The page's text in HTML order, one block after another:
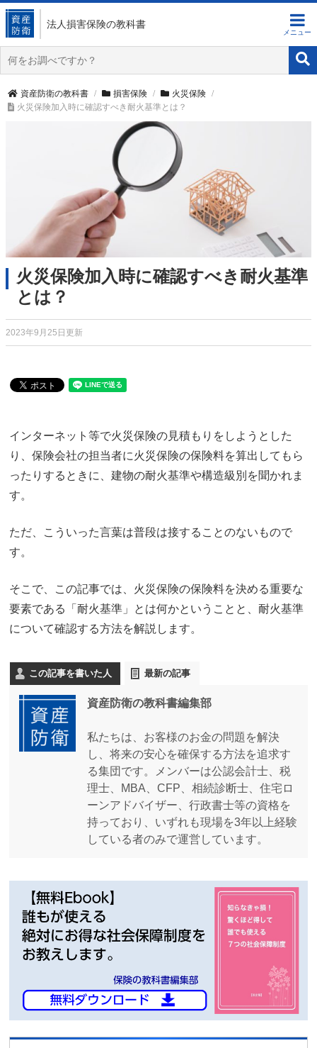
法人損害保険の教科書
資産防衛の教科書 損害保険
火災保険
火災保険加入時に確認すべき耐火基準とは？
火災保険加入時に確認すべき耐火基準
とは？
2023年9月25日更新
インターネット等で火災保険の見積もりをしようとした
り、保険会社の担当者に火災保険の保険料を算出してもら
ったりするときに、建物の耐火基準や構造級別を聞かれま
す。
ただ、こういった言葉は普段は接することのないもので
す。
そこで、この記事では、火災保険の保険料を決める重要な
要素である「耐火基準」とは何かということと、耐火基準
について確認する方法を解説します。
この記事を書いた人 最新の記事
資産防衛の教科書編集部
私たちは、お客様のお金の問題を解決
し、将来の安心を確保する方法を追求す
る集団です。メンバーは公認会計士、税
理士、MBA、CFP、相続診断士、住宅ロ
ーンアドバイザー、行政書士等の資格を
持っており、いずれも現場を3年以上経験
している者のみで運営しています。